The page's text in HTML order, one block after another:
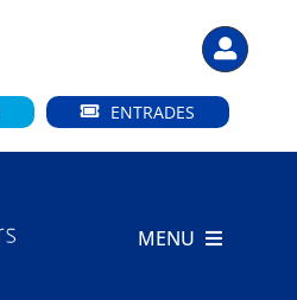
ENTRADES
MENU